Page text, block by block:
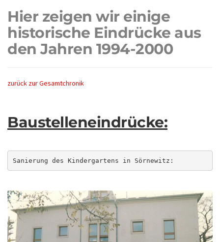
Hier zeigen wir einige
historische Eindrücke aus
den Jahren 1994-2000
zurück zur Gesamtchronik
Baustelleneindrücke:
Sanierung des Kindergartens in Sörnewitz: